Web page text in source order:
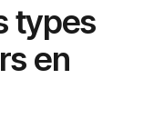
types
en